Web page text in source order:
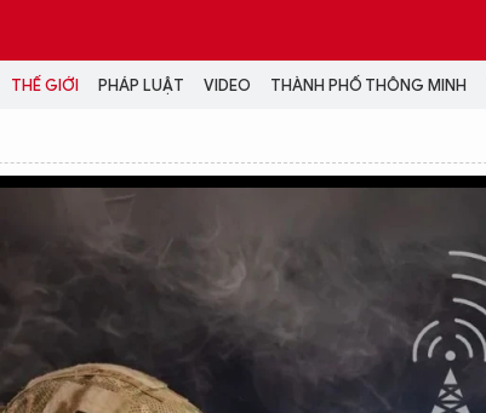
THẾ GIỚI PHÁP LUẬT VIDEO THÀNH PHỐ THÔNG MINH
LUẬT
HÓA - GIẢI TRÍ
Ở HÀ NỘI
LONGFORM
INFOGRAPHIC
LỊCH VẠN SỰ